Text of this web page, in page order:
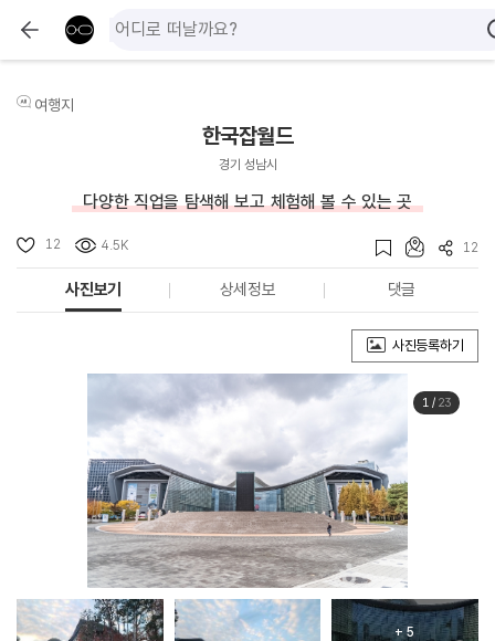
여행지
한국잡월드
경기 성남시
다양한 직업을 탐색해 보고 체험해 볼 수 있는 곳
12 4.5K 12
사진보기 상세정보 댓글
사진등록하기
1/ 23
+ 5